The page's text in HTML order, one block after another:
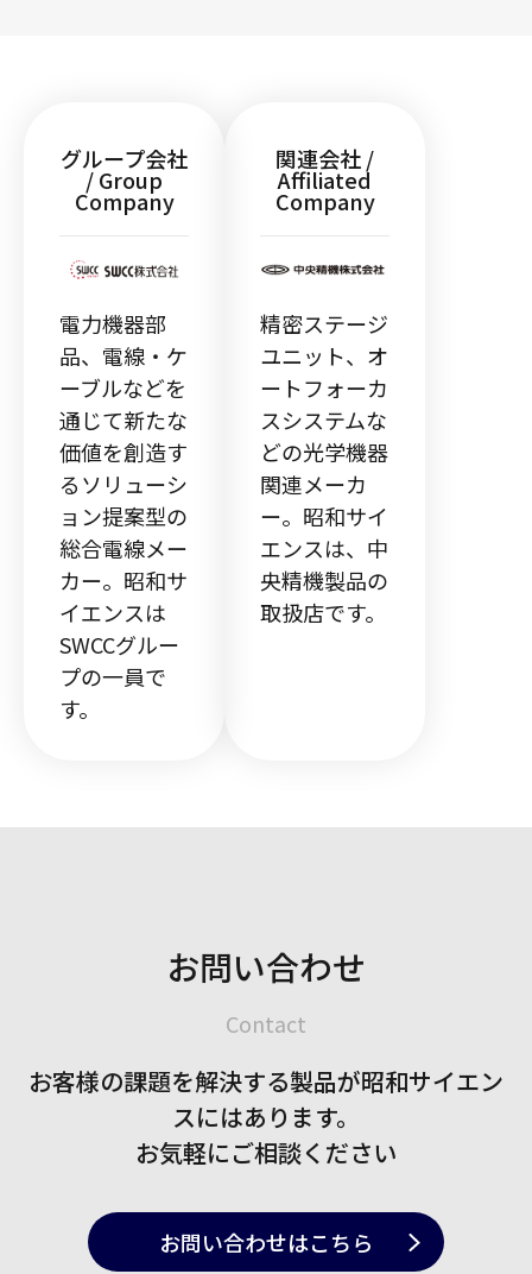
グループ会社
/ Group
Company
電力機器部
品、電線・ケ
ーブルなどを
通じて新たな
価値を創造す
るソリューシ
ョン提案型の
総合電線メー
カー。昭和サ
イエンスは
SWCCグルー
プの一員で
す。
関連会社 /
Affiliated
Company
精密ステージ
ユニット、オ
ートフォーカ
スシステムな
どの光学機器
関連メーカ
ー。昭和サイ
エンスは、中
央精機製品の
取扱店です。
お問い合わせ
Contact
お客様の課題を解決する製品が昭和サイエン
スにはあります。
お気軽にご相談ください
お問い合わせはこちら